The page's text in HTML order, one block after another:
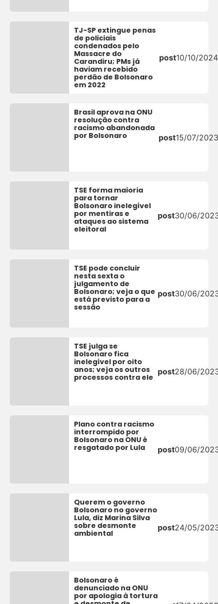
TJ-SP extingue penas
de policiais
condenados pelo
Massacre do
Carandiru; PMs já
haviam recebido
perdão de Bolsonaro
em 2022
post10/10/2024
Brasil aprova na ONU
resolução contra
racismo abandonada
por Bolsonaro
post15/07/2023
TSE forma maioria
para tornar
Bolsonaro inelegível
por mentiras e
ataques ao sistema
eleitoral
post30/06/
TSE pode concluir
nesta sexta o
julgamento de
Bolsonaro; veja o que
está previsto para a
sessão
post30/06/
TSE julga se
Bolsonaro fica
inelegível por oito
anos; veja os outros
processos contra ele
post28/06/
Plano contra racismo
interrompido por
Bolsonaro na ONU é
resgatado por Lula
post09/06/
Querem o governo
Bolsonaro no governo
Lula, diz Marina Silva
sobre desmonte
ambiental
post24/05/
Bolsonaro é
denunciado na ONU
por apologia à tortura